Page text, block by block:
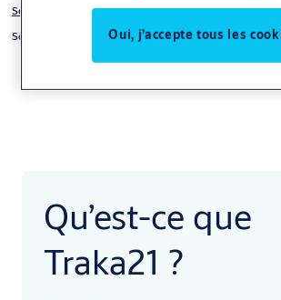
Solutions
Solution par thème
Qu’est-ce que
Traka21 ?
Oui, j’accepte tous les